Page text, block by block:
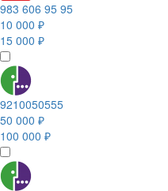
983 606 95 95
10 000 ₽
15 000 ₽
9210050555
50 000 ₽
100 000 ₽